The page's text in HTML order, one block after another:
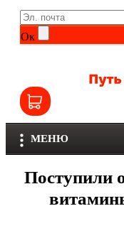
Ок
МЕНЮ
Общие комплексы
Витамины группы B
Витамины для детей
Железо
Life Extension
NOW
Olimp
Optimum Nutrition
Orzax
Поступили